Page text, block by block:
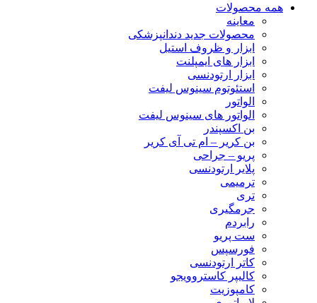
همه محصولات
معاینه
محصولات جدید دندانپزشکی
ابزار و ظروف استیل
ابزار های ایمپلنت
ابزار ارتودنسی
استئوتوم سینوس لیفت
الواتور
الواتور های سینوس لیفت
بن اکسپندر
بن کریر – ام تی آی کریر
پریو – جراحی
پلایر ارتودنسی
ترمیمی
تری
جرمگیری
رابردم
ست پریو
فورسپس
کاتر ارتودنسی
کالیپر کاستروویجو
کامپوزیت